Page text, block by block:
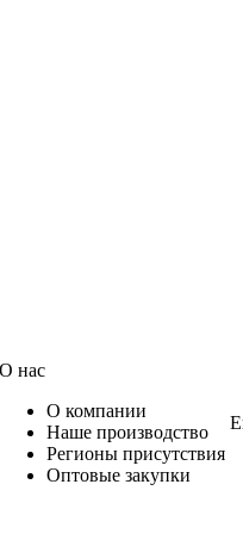
О нас
О компании
Наше производство
Регионы присутствия
Оптовые закупки